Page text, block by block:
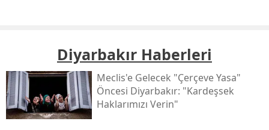
Diyarbakır Haberleri
Meclis'e Gelecek "çerçeve Yasa"
Öncesi Diyarbakır: "kardeşsek
Haklarımızı Verin"